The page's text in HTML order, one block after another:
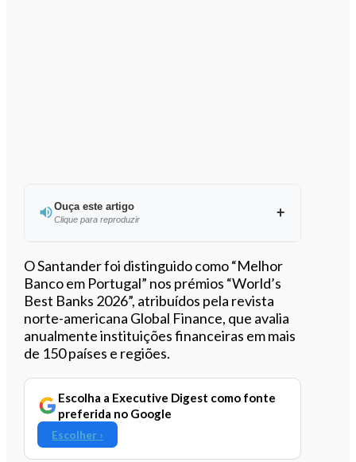
Ouça este artigo
Clique para reproduzir
Ouvir este artigo
O Santander foi distinguido como “Melhor
Banco em Portugal” nos prémios “World’s
Best Banks 2026”, atribuídos pela revista
norte-americana Global Finance, que avalia
anualmente instituições financeiras em mais
de 150 países e regiões.
Escolha a Executive Digest como fonte
preferida no Google
Escolher ›